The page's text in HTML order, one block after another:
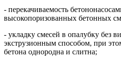
- перекачиваемость
высокопоризованных бетонных
- укладку смесей в опалубку без
экструзионным способом, при
бетона однородна и слитна;